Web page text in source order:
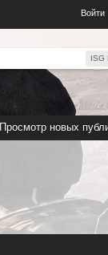
Войти
ISG
Просмотр новых